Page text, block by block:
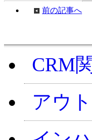
前の記事へ
CRM
アウ